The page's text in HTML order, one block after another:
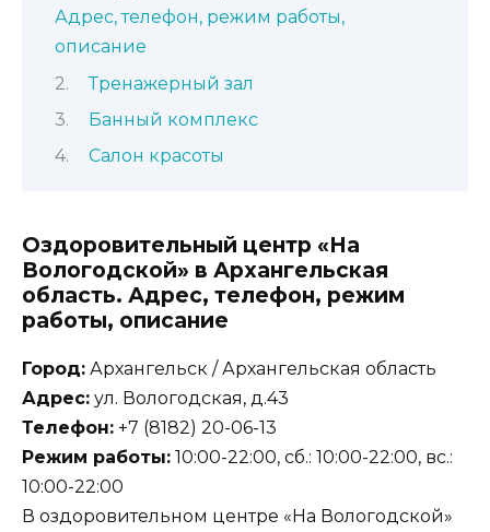
Адрес, телефон, режим работы,
описание
Тренажерный зал
Банный комплекс
Салон красоты
Оздоровительный центр «На
Вологодской» в Архангельская
область. Адрес, телефон, режим
работы, описание
Город: Архангельск / Архангельская область
Адрес: ул. Вологодская, д.43
Телефон: +7 (8182) 20-06-13
Режим работы: 10:00-22:00, сб.: 10:00-22:00, вс.:
10:00-22:00
В оздоровительном центре «На Вологодской»